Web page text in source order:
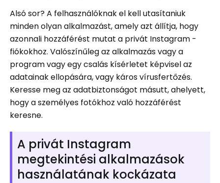
Alsó sor? A felhasználóknak el kell utasítaniuk
minden olyan alkalmazást, amely azt állítja, hogy
azonnali hozzáférést mutat a privát Instagram -
fiókokhoz. Valószínűleg az alkalmazás vagy a
program vagy egy csalás kísérletet képvisel az
adatainak ellopására, vagy káros vírusfertőzés.
Keresse meg az adatbiztonságot másutt, ahelyett,
hogy a személyes fotókhoz való hozzáférést
keresne.
A privát Instagram
megtekintési alkalmazások
használatának kockázata